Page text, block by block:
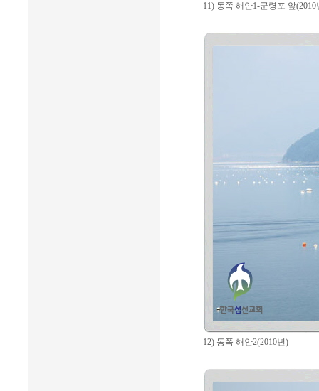
11) 동쪽 해안1-군령포 앞(2010
12) 동쪽 해안2(2010년)